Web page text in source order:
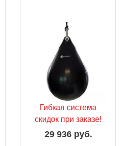
Гибкая система
скидок при заказе!
29 936 руб.